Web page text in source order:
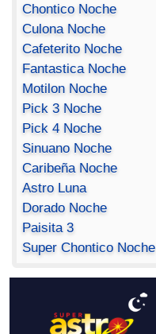
Chontico Noche
Culona Noche
Cafeterito Noche
Fantastica Noche
Motilon Noche
Pick 3 Noche
Pick 4 Noche
Sinuano Noche
Caribeña Noche
Astro Luna
Dorado Noche
Paisita 3
Super Chontico Noche